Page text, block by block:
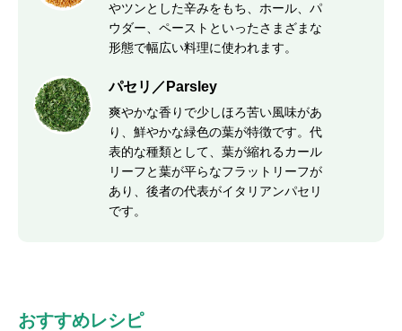
やツンとした辛みをもち、ホール、パ
ウダー、ペーストといったさまざまな
形態で幅広い料理に使われます。
パセリ／Parsley
爽やかな香りで少しほろ苦い風味があ
り、鮮やかな緑色の葉が特徴です。代
表的な種類として、葉が縮れるカール
リーフと葉が平らなフラットリーフが
あり、後者の代表がイタリアンパセリ
です。
おすすめレシピ